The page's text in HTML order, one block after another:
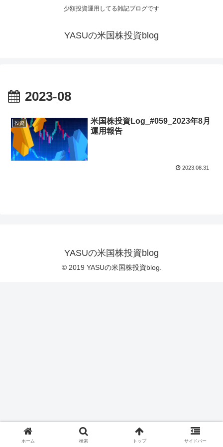
少額投資運用してる雑記ブログです
YASUの米国株投資blog
2023-08
投資
米国株投資Log_#059_2023年8月
運用報告
2023.08.31
YASUの米国株投資blog
© 2019 YASUの米国株投資blog.
ホーム 検索 トップ サイドバー